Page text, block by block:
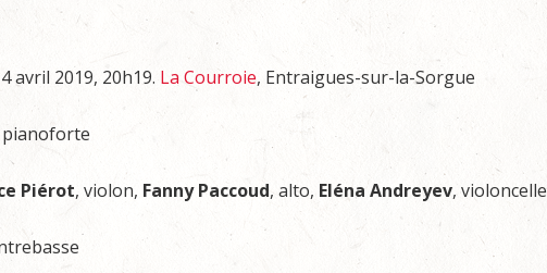
avril 2019, 20h19. La Courroie, Entraigues-sur-la-Sorgue
pianoforte
Piérot, violon, Fanny Paccoud, alto, Eléna Andreyev, violoncelle